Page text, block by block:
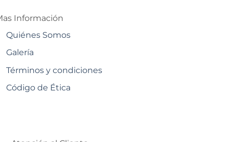
Información
Quiénes Somos
Galería
Términos y condiciones
Código de Ética